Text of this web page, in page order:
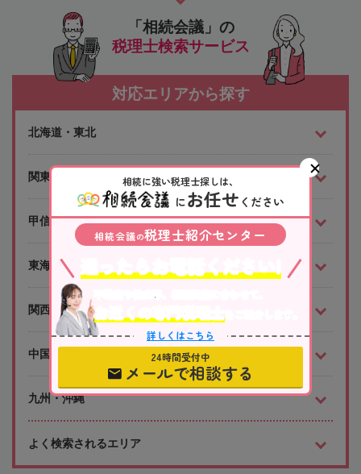
「相続会議」の
税理士検索サービス
対応エリアから探す
北海道・東北
関東
甲信越・北陸
東海
関西
中国・四国
九州・沖縄
よく検索されるエリア
相続に強い税理士探しは、
にお任せ ください
相続会議の税理士紹介センター
不動産や株式等、相続資産に合わせて、
お近くの専門税理士
をご紹介します。
詳しくはこちら
24時間受付中
メールで相談する